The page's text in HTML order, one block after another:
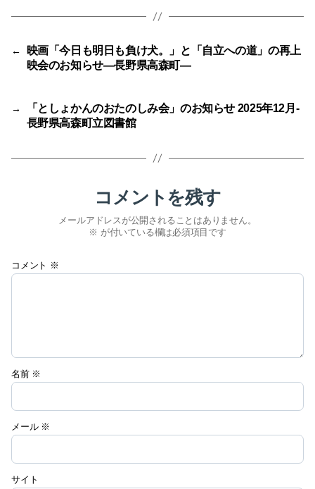
←
映画「今日も明日も負け犬。」と「自立への道」の再上
映会のお知らせ―長野県高森町―
→
「としょかんのおたのしみ会」のお知らせ 2025年12月-
長野県高森町立図書館
コメントを残す
メールアドレスが公開されることはありません。
※ が付いている欄は必須項目です
コメント ※
名前 ※
メール ※
サイト